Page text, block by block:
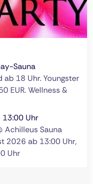
Sauna
ab 18 Uhr. Youngster
EUR. Wellness &
13:00 Uhr
Achilleus Sauna
2026 ab 13:00 Uhr,
Uhr